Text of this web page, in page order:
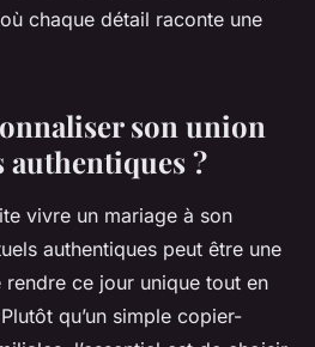
chaque détail raconte une
son union
authentiques ?
vivre un mariage à son
authentiques peut être une
ce jour unique tout en
qu’un simple copier-